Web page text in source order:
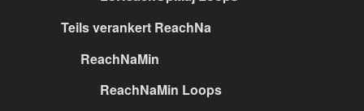
Teils verankert ReachNa
ReachNaMin
ReachNaMin Loops